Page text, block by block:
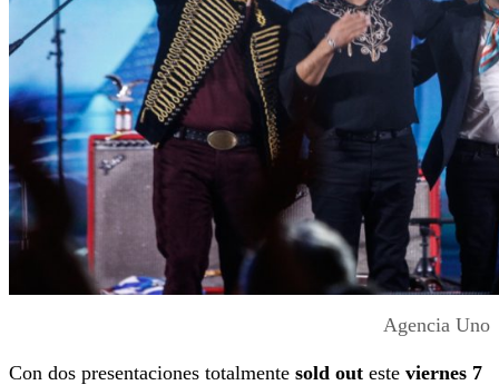
Agencia Uno
Con dos presentaciones totalmente sold out este viernes 7